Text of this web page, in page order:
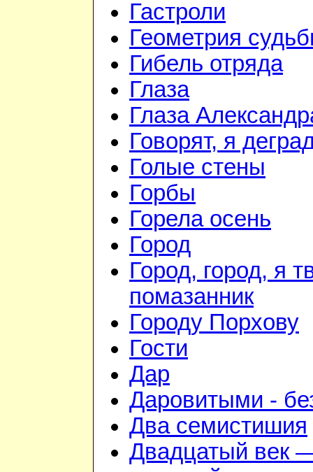
Гастроли
Геометрия
Гибель отряда
Глаза
Глаза
Говорят, я
Голые стены
Горбы
Горела осень
Город
Город, город, я
помазанник
Городу Порхову
Гости
Дар
Даровитыми -
Два семистишия
Двадцатый век